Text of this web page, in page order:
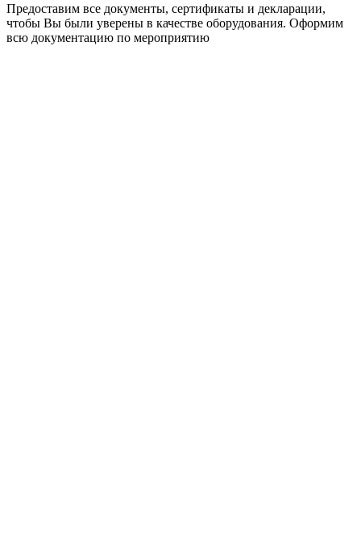
Предоставим все документы, сертификаты и декларации,
чтобы Вы были уверены в качестве оборудования. Оформим
всю документацию по мероприятию